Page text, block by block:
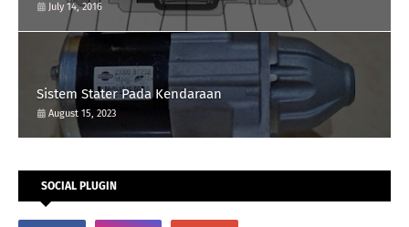
July 14, 2016
Sistem Stater Pada Kendaraan
August 15, 2023
SOCIAL PLUGIN